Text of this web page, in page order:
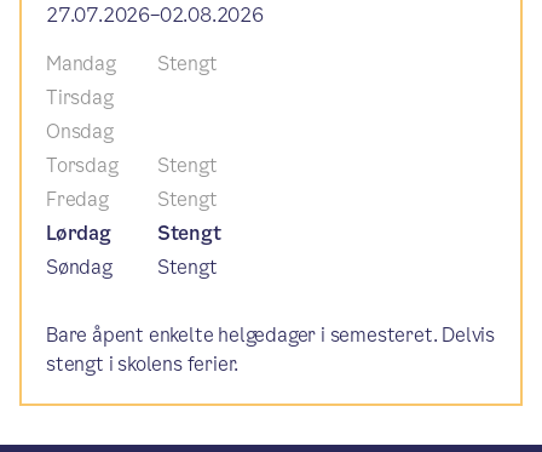
27.07.2026–02.08.2026
Mandag
Stengt
Tirsdag
Onsdag
Torsdag
Stengt
Fredag
Stengt
Lørdag
Stengt
Søndag
Stengt
Bare åpent enkelte helgedager i semesteret. Delvis
stengt i skolens ferier.